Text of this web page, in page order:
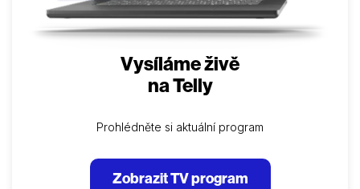
Vysíláme živě
na Telly
Prohlédněte si aktuální program
Zobrazit TV program